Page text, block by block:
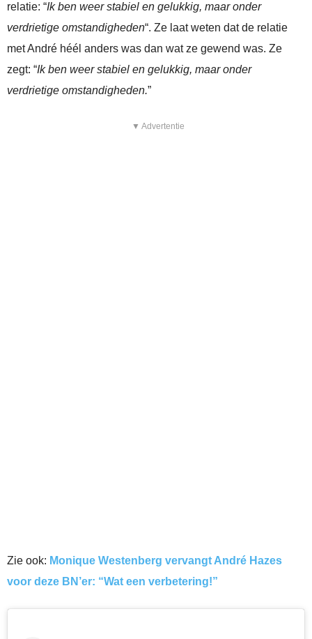
relatie: “Ik ben weer stabiel en gelukkig, maar onder
verdrietige omstandigheden“. Ze laat weten dat de relatie
met André héél anders was dan wat ze gewend was. Ze
zegt: “Ik ben weer stabiel en gelukkig, maar onder
verdrietige omstandigheden.”
▼ Advertentie
Zie ook: Monique Westenberg vervangt André Hazes
voor deze BN’er: “Wat een verbetering!”